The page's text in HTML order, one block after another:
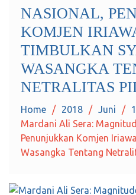
NASIONAL,
KOMJEN
TIMBULKAN
WASANGKA
NETRALITAS
Home 2018 Juni
Mardani Ali Sera:
Penunjukkan Komjen
Wasangka Tentang